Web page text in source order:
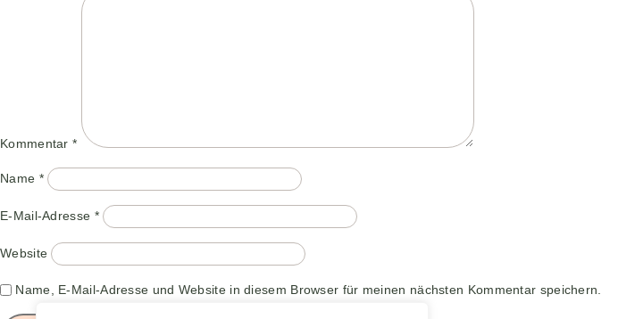
Kommentar*
Name *
E-Mail-Adresse *
Website
Name, E-Mail-Adresse und Website in diesem Browser für meinen nächsten Kommentar speichern.